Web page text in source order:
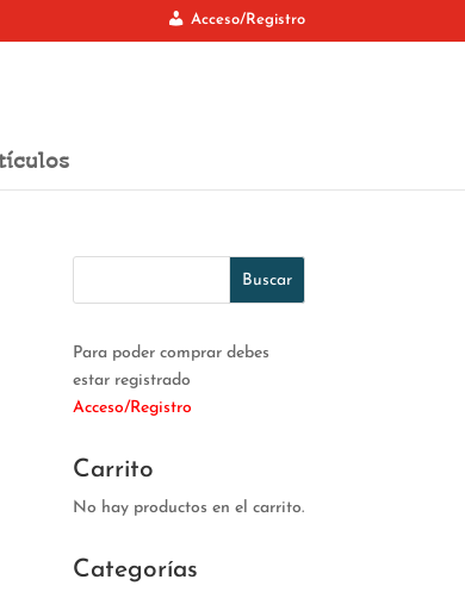
Acceso/Registro
Para poder comprar debes
estar registrado
Acceso/Registro
Carrito
No hay productos en el carrito.
Categorías